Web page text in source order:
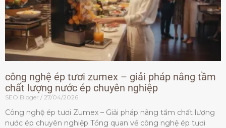
công nghệ ép tươi zumex – giải pháp nâng tầm
chất lượng nước ép chuyên nghiệp
SEO Bloger 27/04/2026
Công nghệ ép tươi Zumex – Giải pháp nâng tầm chất lượng
nước ép chuyên nghiệp Tổng quan về công nghệ ép tươi